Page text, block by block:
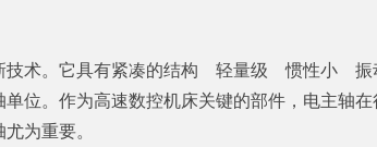
技术。它具有紧凑的结构 轻量级 惯性小
位。作为高速数控机床关键的部件，电主轴
为重要。